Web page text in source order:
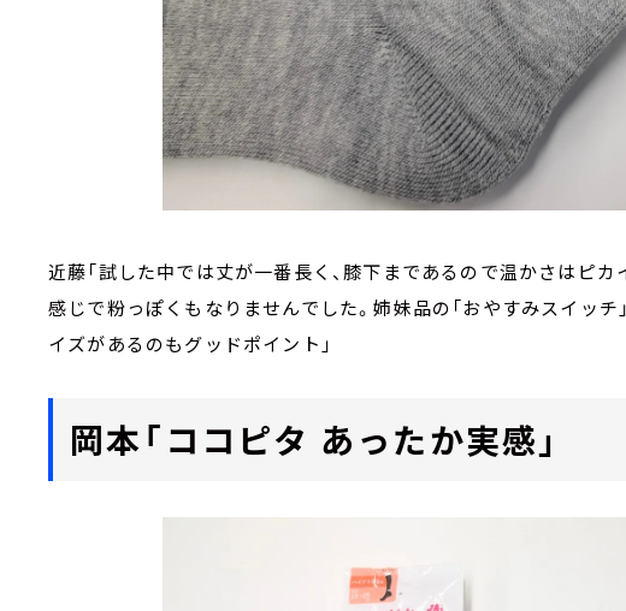
近藤「試した中では丈が一番長く、膝下まであるので温かさはピ
感じで粉っぽくもなりませんでした。姉妹品の「おやすみスイッ
イズがあるのもグッドポイント」
岡本「ココピタ あったか実感」